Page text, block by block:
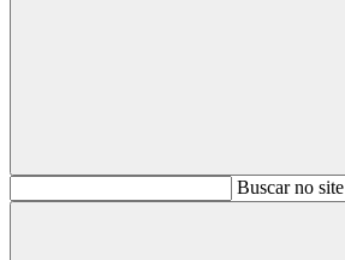
BuscarBuscar no site